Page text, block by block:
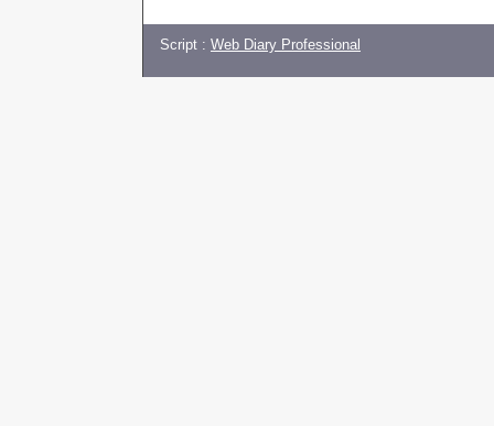
Script : Web Diary Professional